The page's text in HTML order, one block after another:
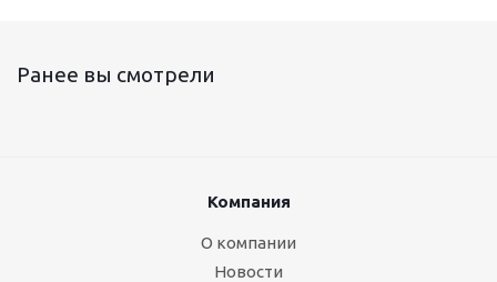
Ранее вы смотрели
Компания
О компании
Новости